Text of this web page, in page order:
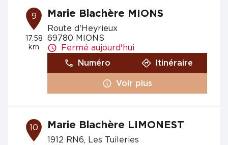
9
17.58
km
Marie Blachère MIONS
Route d'Heyrieux
69780 MIONS
Fermé aujourd'hui
Numéro
Itinéraire
Voir plus
10 Marie Blachère LIMONEST
1912 RN6, Les Tuileries